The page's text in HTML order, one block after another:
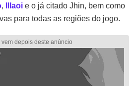
, Illaoi e o já citado Jhin, bem como
para todas as regiões do jogo.